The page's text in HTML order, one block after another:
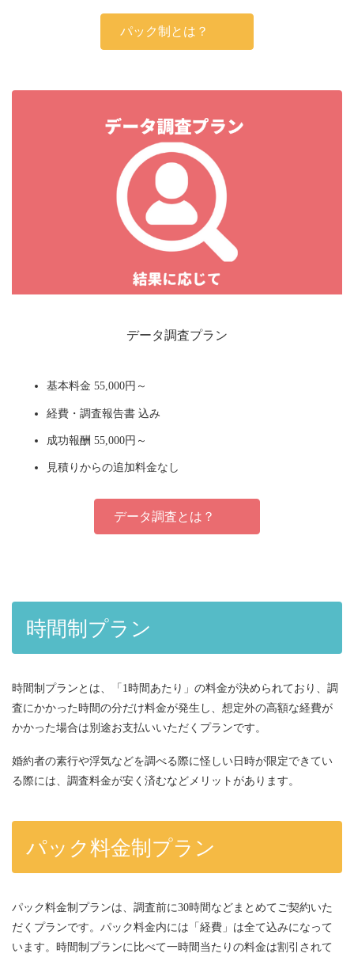
パック制とは？
データ調査プラン
基本料金 55,000円～
経費・調査報告書 込み
成功報酬 55,000円～
見積りからの追加料金なし
データ調査とは？
時間制プラン
時間制プランとは、「1時間あたり」の料金が決められており、調
査にかかった時間の分だけ料金が発生し、想定外の高額な経費が
かかった場合は別途お支払いいただくプランです。
婚約者の素行や浮気などを調べる際に怪しい日時が限定できてい
る際には、調査料金が安く済むなどメリットがあります。
パック料金制プラン
パック料金制プランは、調査前に30時間などまとめてご契約いた
だくプランです。パック料金内には「経費」は全て込みになって
います。時間制プランに比べて一時間当たりの料金は割引されて